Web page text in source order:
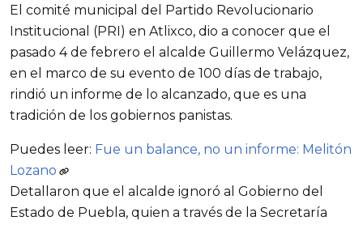
El comité municipal del Partido Revolucionario
Institucional (PRI) en Atlixco, dio a conocer que el
pasado 4 de febrero el alcalde Guillermo Velázquez,
en el marco de su evento de 100 días de trabajo,
rindió un informe de lo alcanzado, que es una
tradición de los gobiernos panistas.
Puedes leer: Fue un balance, no un informe: Melitón
Lozano
Detallaron que el alcalde ignoró al Gobierno del
Estado de Puebla, quien a través de la Secretaría